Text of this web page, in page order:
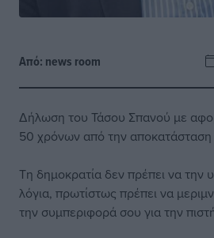
Από: news room
Δήλωση του Τάσου Σπανού με
50 χρόνων από την αποκατάσταση
Τη δημοκρατία δεν πρέπει να την
λόγια, πρωτίστως πρέπει να
την συμπεριφορά σου για την